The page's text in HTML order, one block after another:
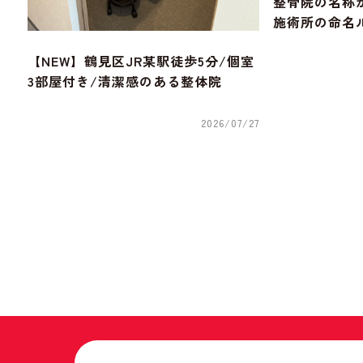
【NEW】鶴見区JR某駅徒歩5分/個室
3部屋付き/清潔感のある整体院
2026/07/27
施術所の命名